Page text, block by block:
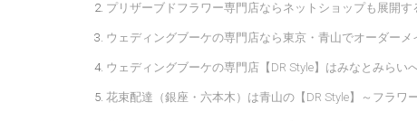
プリザーブドフラワー専門店ならネットショップも展開
ウェディングブーケの専門店なら東京・青山でオーダー
ウェディングブーケの専門店【DR Style】はみなとみら
花束配達（銀座・六本木）は青山の【DR Style】～フラワ